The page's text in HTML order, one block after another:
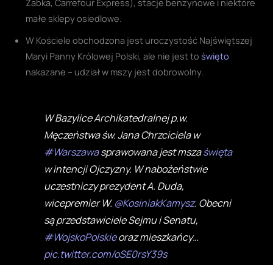
Żabka, Carrefour Express), stacje benzynowe i niektóre
małe sklepy osiedlowe.
W Kościele obchodzona jest uroczystość Najświętszej
Maryi Panny Królowej Polski, ale nie jest toświęto
nakazane – udział w mszy jest dobrowolny.
W Bazylice Archikatedralnej p.w.
Męczeństwa św. Jana Chrzciciela w
#Warszawasprawowana jest mszaświęta
w intencji Ojczyzny. W nabożeństwie
uczestniczy prezydent A. Duda,
wicepremier W. @KosiniakKamysz. Obecni
są przedstawiciele Sejmu i Senatu,
#WojskoPolskieoraz mieszkańcy…
pic.twitter.com/oSE0rsY39s